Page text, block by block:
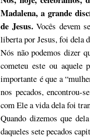
Madalena, a grande
de Jesus.Vocês devem
liberta por Jesus, foi dela
Nós não podemos dizer
cometeu este ou
importante é que a
nos pecados, encontrou-
com Ele a vida dela foi
Quando dizemos que
daqueles sete pecados